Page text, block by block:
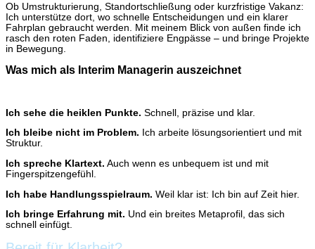
Ob Umstrukturierung, Standortschließung oder kurzfristige Vakanz:
Ich unterstütze dort, wo schnelle Entscheidungen und ein klarer
Fahrplan gebraucht werden. Mit meinem Blick von außen finde ich
rasch den roten Faden, identifiziere Engpässe – und bringe Projekte
in Bewegung.
Was mich als Interim Managerin auszeichnet
Ich sehe die heiklen Punkte. Schnell, präzise und klar.
Ich bleibe nicht im Problem. Ich arbeite lösungsorientiert und mit
Struktur.
Ich spreche Klartext. Auch wenn es unbequem ist und mit
Fingerspitzengefühl.
Ich habe Handlungsspielraum. Weil klar ist: Ich bin auf Zeit hier.
Ich bringe Erfahrung mit. Und ein breites Metaprofil, das sich
schnell einfügt.